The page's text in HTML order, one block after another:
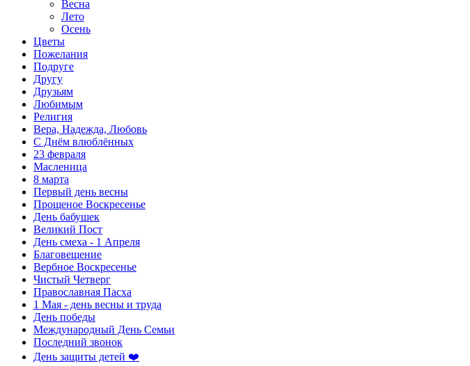
Весна
Лето
Осень
Цветы
Пожелания
Подруге
Другу
Друзьям
Любимым
Религия
Вера, Надежда, Любовь
С Днём влюблённых
23 февраля
Масленица
8 марта
Первый день весны
Прощеное Воскресенье
День бабушек
Великий Пост
День смеха - 1 Апреля
Благовещение
Вербное Воскресенье
Чистый Четверг
Православная Пасха
1 Мая - день весны и труда
День победы
Международный День Семьи
Последний звонок
День защиты детей ❤️